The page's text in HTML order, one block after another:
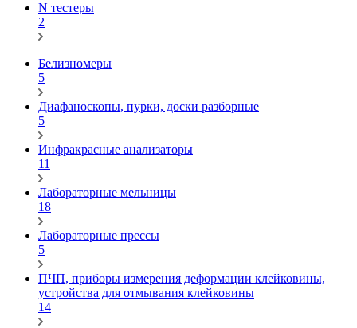
N тестеры
2
Белизномеры
5
Диафаноскопы, пурки, доски разборные
5
Инфракрасные анализаторы
11
Лабораторные мельницы
18
Лабораторные прессы
5
ПЧП, приборы измерения деформации клейковины,
устройства для отмывания клейковины
14